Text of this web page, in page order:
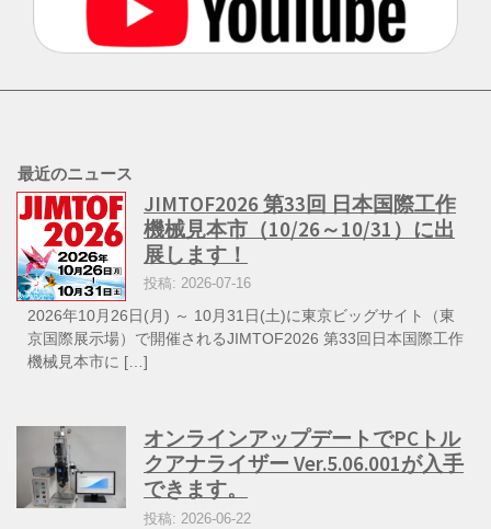
最近のニュース
JIMTOF2026 第33回 日本国際工作
機械見本市（10/26～10/31）に出
展します！
投稿: 2026-07-16
2026年10月26日(月) ～ 10月31日(土)に東京ビッグサイト（東
京国際展示場）で開催されるJIMTOF2026 第33回日本国際工作
機械見本市に […]
オンラインアップデートでPCトル
クアナライザー Ver.5.06.001が入手
できます。
投稿: 2026-06-22